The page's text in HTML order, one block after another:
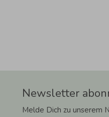
Newsletter
Melde Dich zu unserem